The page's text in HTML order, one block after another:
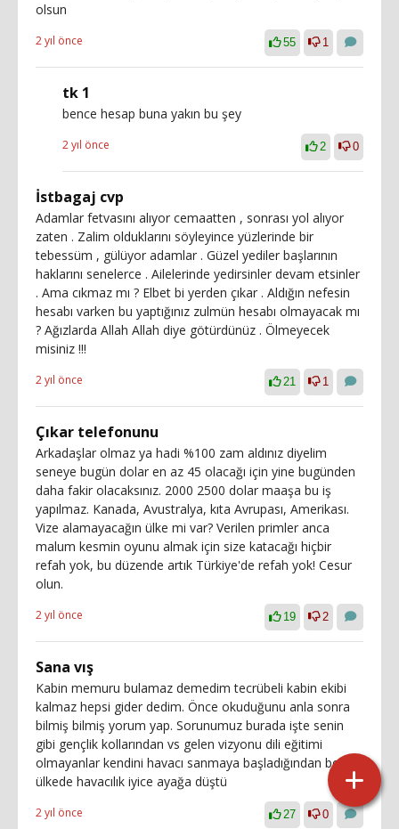
olsun
2 yıl önce 55 1
tk 1
bence hesap buna yakın bu şey
2 yıl önce 2 0
İstbagaj cvp
Adamlar fetvasını alıyor cemaatten , sonrası yol alıyor
zaten . Zalim olduklarını söyleyince yüzlerinde bir
tebessüm , gülüyor adamlar . Güzel yediler başlarının
haklarını senelerce . Ailelerinde yedirsinler devam etsinler
. Ama cıkmaz mı ? Elbet bi yerden çıkar . Aldığın nefesin
hesabı varken bu yaptığınız zulmün hesabı olmayacak mı
? Ağızlarda Allah Allah diye götürdünüz . Ölmeyecek
misiniz !!!
2 yıl önce 21 1
Çıkar telefonunu
Arkadaşlar olmaz ya hadi %100 zam aldınız diyelim
seneye bugün dolar en az 45 olacağı için yine bugünden
daha fakir olacaksınız. 2000 2500 dolar maaşa bu iş
yapılmaz. Kanada, Avustralya, kıta Avrupası, Amerikası.
Vize alamayacağın ülke mi var? Verilen primler anca
malum kesmin oyunu almak için size katacağı hiçbir
refah yok, bu düzende artık Türkiye'de refah yok! Cesur
olun.
2 yıl önce 19 2
Sana vış
Kabin memuru bulamaz demedim tecrübeli kabin ekibi
kalmaz hepsi gider dedim. Önce okuduğunu anla sonra
bilmiş bilmiş yorum yap. Sorunumuz burada işte senin
gibi gençlik kollarından vs gelen vizyonu dili eğitimi
olmayanlar kendini havacı sanmaya başladığından beri
ülkede havacılık iyice ayağa düştü
2 yıl önce 27 0